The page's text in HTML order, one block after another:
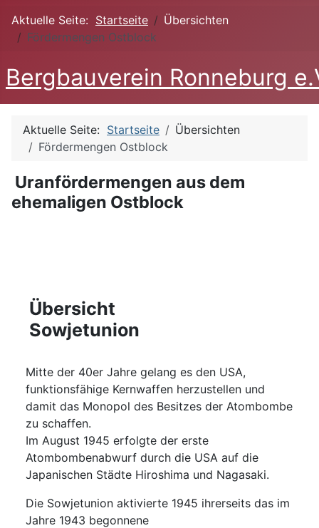
Aktuelle Seite: Startseite
Übersichten
Fördermengen Ostblock
Bergbauverein Ronneburg
Aktuelle Seite: Startseite
Übersichten
Fördermengen Ostblock
Uranfördermengen aus dem
ehemaligen Ostblock
Übersicht
Sowjetunion
Mitte der 40er Jahre gelang es den USA,
funktionsfähige Kernwaffen herzustellen und
damit das Monopol des Besitzes der Atombombe
zu schaffen.
Im August 1945 erfolgte der erste
Atombombenabwurf durch die USA auf die
Japanischen Städte Hiroshima und Nagasaki.
Die Sowjetunion aktivierte 1945 ihrerseits das im
Jahre 1943 begonnene